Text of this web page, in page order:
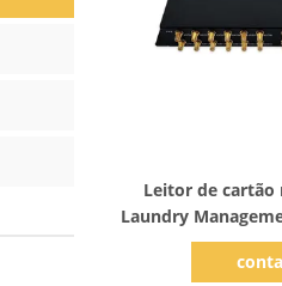
Leitor de
Laundry
da frequência
do leitor de